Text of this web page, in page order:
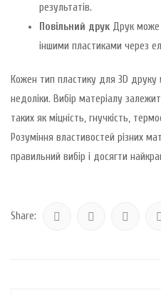
результатів.
Повільний друк Друк може
іншими пластиками через
Кожен тип пластику для 3D друку
недоліки. Вибір матеріалу
таких як міцність, гнучкість,
Розуміння властивостей різних
правильний вибір і досягти
Share: